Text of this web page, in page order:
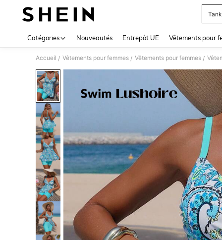
Catégories Nouveautés Entrepôt UE Vêtements pour
Accueil / Vêtements pour femmes / Vêtements pour femmes /